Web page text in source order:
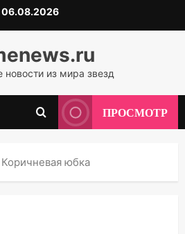
06.08.2026
новости из мира звезд
ПРОСМОТР
Коричневая юбка